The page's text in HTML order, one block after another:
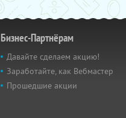
Бизнес-Партнёрам
Давайте сделаем акцию!
Заработайте, как Вебмастер
Прошедшие акции